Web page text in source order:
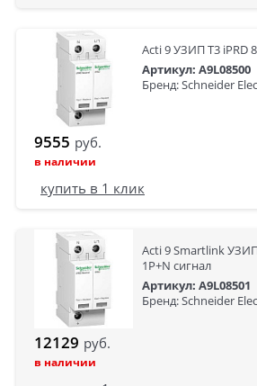
Acti 9 УЗИП Т3 iPRD
Артикул: A9L08500
Бренд: Schneider
9555 руб.
в наличии
купить в 1 клик
Acti 9 Smartlink
1P+N сигнал
Артикул: A9L08501
Бренд: Schneider
12129 руб.
в наличии